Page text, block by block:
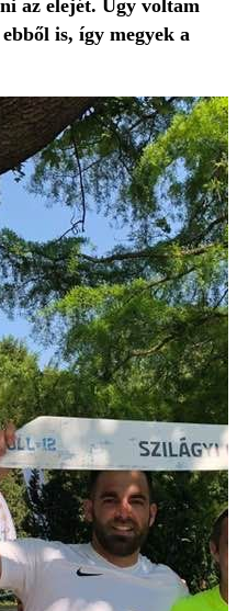
az elejét. Úgy voltam
is, így megyek a